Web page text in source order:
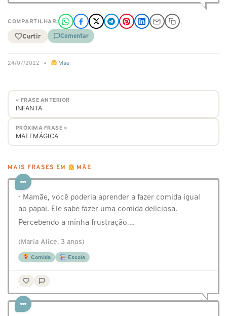
COMPARTILHAR:
Curtir Comentar
24/07/2022 • Mãe
« FRASE ANTERIOR
INFANTA
PRÓXIMA FRASE »
MATEMÁGICA
MAIS FRASES EM MÃE
- Mamãe, você poderia aprender a fazer comida igual
ao papai. Ele sabe fazer uma comida deliciosa.
Percebendo a minha frustração,…
(Maria Alice, 3 anos)
Comida Escola